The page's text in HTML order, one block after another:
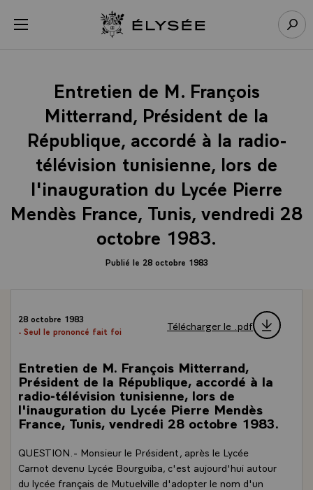
menu Retour à l’accueil Élysée
Entretien de M. François
Mitterrand, Président de la
République, accordé à la radio-
télévision tunisienne, lors de
l'inauguration du Lycée Pierre
Mendès France, Tunis, vendredi 28
octobre 1983.
Publié le 28 octobre 1983
28 octobre 1983
- Seul le prononcé fait foi
Télécharger le .pdf
Entretien de M. François Mitterrand,
Président de la République, accordé à la
radio-télévision tunisienne, lors de
l'inauguration du Lycée Pierre Mendès
France, Tunis, vendredi 28 octobre 1983.
QUESTION.- Monsieur le Président, après le Lycée
Carnot devenu Lycée Bourguiba, c'est aujourd'hui autour
du lycée français de Mutuelville d'adopter le nom d'un
Panneau de gestion des cookies